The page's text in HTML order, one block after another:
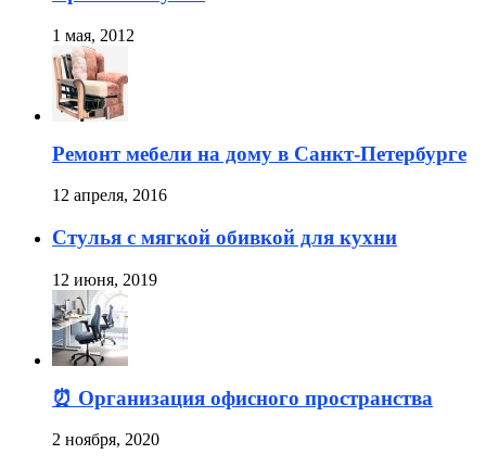
1 мая, 2012
Ремонт мебели на дому в Санкт-Петербурге
12 апреля, 2016
Стулья с мягкой обивкой для кухни
12 июня, 2019
⏰ Организация офисного пространства
2 ноября, 2020